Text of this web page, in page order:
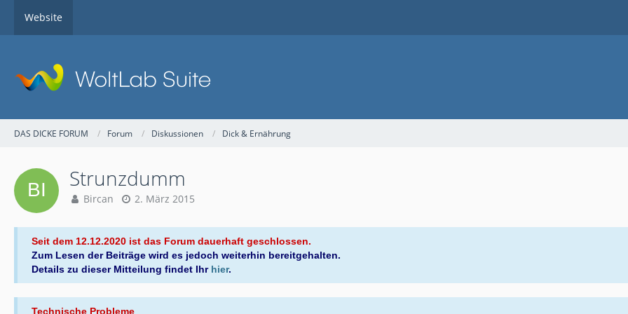
Website
DAS DICKE FORUM Forum Diskussionen Dick & Ernährung
Strunzdumm
Bircan 2. März 2015
Seit dem 12.12.2020 ist das Forum dauerhaft geschlossen.
Zum Lesen der Beiträge wird es jedoch weiterhin bereitgehalten.
Details zu dieser Mitteilung findet Ihr hier.
Technische Probleme